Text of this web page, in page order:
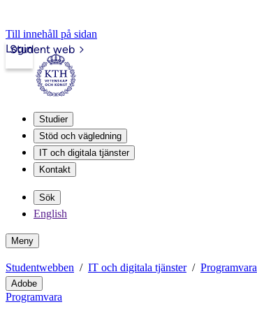
Till innehåll på sidan
Student web
Login
Studier
Stöd och vägledning
IT och digitala tjänster
Kontakt
Sök
English
Meny
Studentwebben IT och digitala tjänster Programvara
Adobe
Programvara